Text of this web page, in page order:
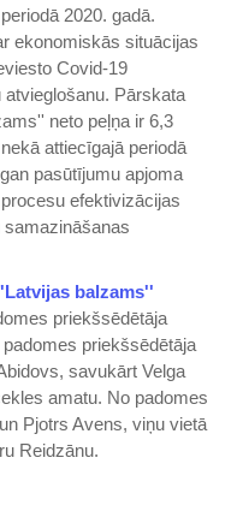
2020. gadā.
ekonomiskās situācijas
Covid-19
Pārskata
neto peļņa ir 6,3
attiecīgajā periodā
pasūtījumu apjoma
efektivizācijas
balzams''
priekšsēdētāja
priekšsēdētāja
savukārt Velga
amatu. No padomes
Pjotrs Avens, viņu vietā
Reidzānu.